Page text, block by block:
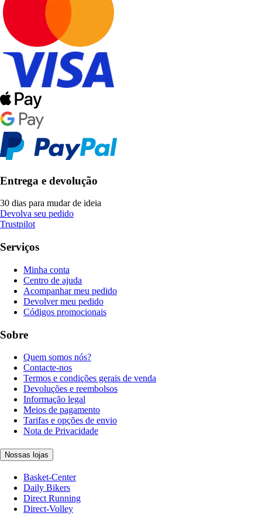
Entrega e devolução
30 dias para mudar de ideia
Devolva seu pedido
Trustpilot
Serviços
Minha conta
Centro de ajuda
Acompanhar meu pedido
Devolver meu pedido
Códigos promocionais
Sobre
Quem somos nós?
Contacte-nos
Termos e condições gerais de venda
Devoluções e reembolsos
Informação legal
Meios de pagamento
Tarifas e opções de envio
Nota de Privacidade
Nossas lojas
Basket-Center
Daily Bikers
Direct Running
Direct-Volley